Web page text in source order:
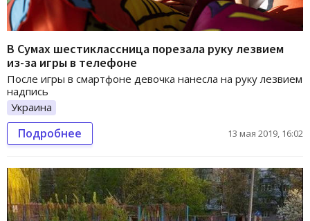
В Сумах шестиклассница порезала руку лезвием
из-за игры в телефоне
После игры в смартфоне девочка нанесла на руку лезвием
надпись
Украина
Подробнее 13 мая 2019, 16:02